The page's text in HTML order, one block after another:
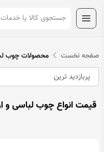
صفحه نخست محصولات چوب
قیمت انواع چوب لباسی و